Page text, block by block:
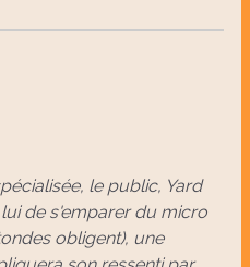
le public, Yard
de s'emparer du micro
obligent), une